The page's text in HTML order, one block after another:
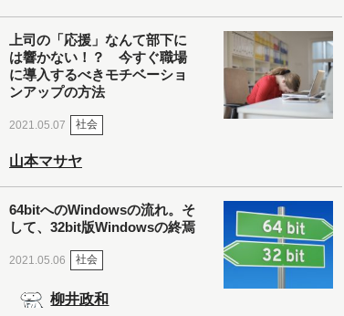
上司の「応援」なんて部下に
は響かない！？ 今すぐ職場
に導入するべきモチベーショ
ンアップの方法
2021.05.07 社会
山本マサヤ
64bitへのWindowsの流れ。そ
して、32bit版Windowsの終焉
2021.05.06 社会
柳井政和